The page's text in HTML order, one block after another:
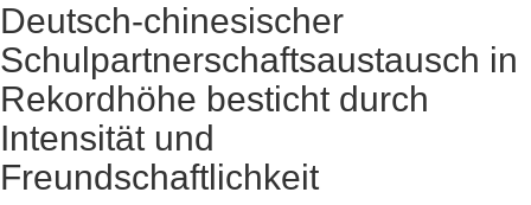
Deutsch-chinesischer
Schulpartnerschaftsaustausch in
Rekordhöhe besticht durch
Intensität und
Freundschaftlichkeit